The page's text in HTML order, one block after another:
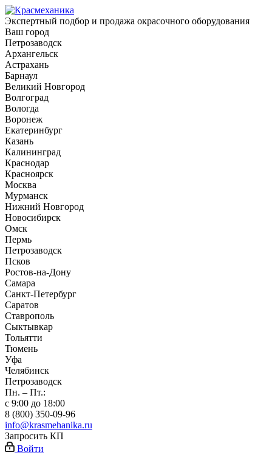
Экспертный подбор и продажа окрасочного оборудования
Ваш город
Петрозаводск
Архангельск
Астрахань
Барнаул
Великий Новгород
Волгоград
Вологда
Воронеж
Екатеринбург
Казань
Калининград
Краснодар
Красноярск
Москва
Мурманск
Нижний Новгород
Новосибирск
Омск
Пермь
Петрозаводск
Псков
Ростов-на-Дону
Самара
Санкт-Петербург
Саратов
Ставрополь
Сыктывкар
Тольятти
Тюмень
Уфа
Челябинск
Петрозаводск
Пн. – Пт.:
с 9:00 до 18:00
8 (800) 350-09-96
info@krasmehanika.ru
Запросить КП
Войти